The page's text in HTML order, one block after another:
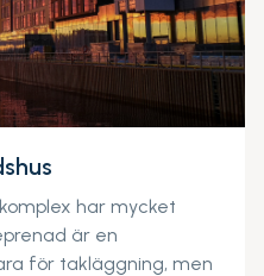
har mycket
är en
för takläggning, men